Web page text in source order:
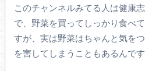
このチャンネルみてる人は健康
で、野菜を買ってしっかり食べ
すが、実は野菜はちゃんと気を
を害してしまうこともあるんです